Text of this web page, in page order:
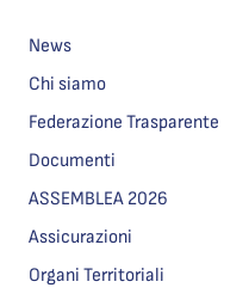
News
Chi siamo
Federazione Trasparente
Documenti
ASSEMBLEA 2026
Assicurazioni
Organi Territoriali